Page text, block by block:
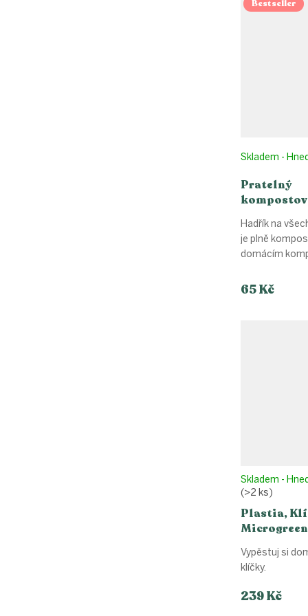
Bestseller
Pratelný
Skladem -
65 Kč
Hadřík na
je plně
domácím
Plastia,
Skladem -
(>2 ks)
239 Kč
Vypěstuj si
klíčky.